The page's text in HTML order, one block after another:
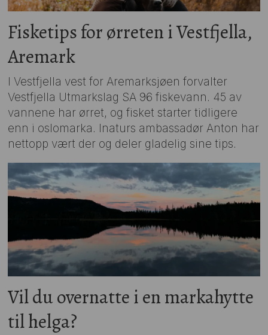
Fisketips for ørreten i Vestfjella,
Aremark
I Vestfjella vest for Aremarksjøen forvalter
Vestfjella Utmarkslag SA 96 fiskevann. 45 av
vannene har ørret, og fisket starter tidligere
enn i oslomarka. Inaturs ambassadør Anton har
nettopp vært der og deler gladelig sine tips.
Vil du overnatte i en markahytte
til helga?